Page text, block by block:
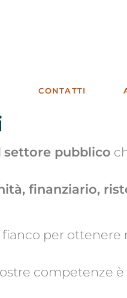
CONTATTI
settore pubblico
finanziario,
per ottenere
competenze è